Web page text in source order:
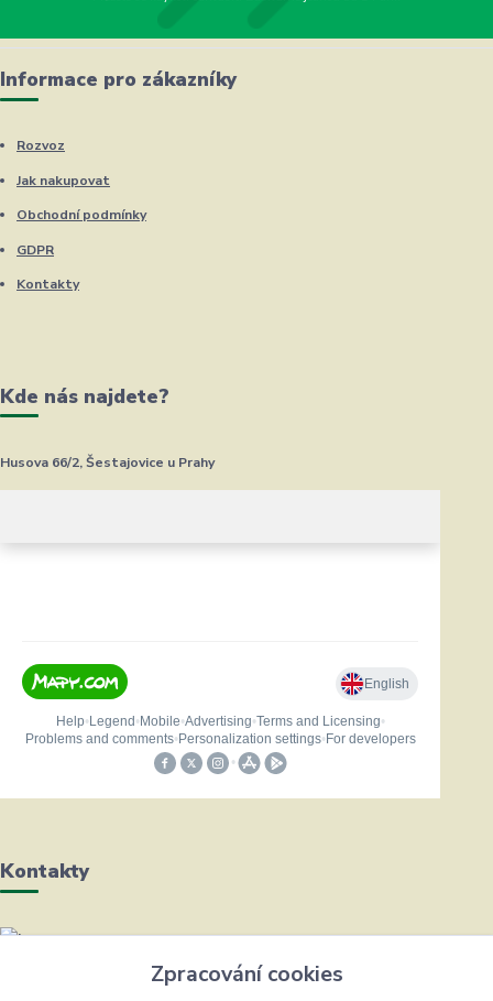
Informace pro zákazníky
Rozvoz
Jak nakupovat
Obchodní podmínky
GDPR
Kontakty
Kde nás najdete?
Husova 66/2, Šestajovice u Prahy
Kontakty
Helena Bayerová
+420 604 711 491Zpracování cookies